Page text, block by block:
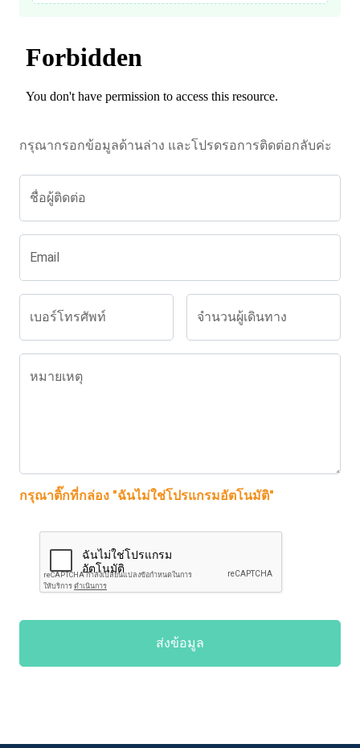
กรุณากรอกข้อมูลด้านล่าง และโปรดรอการติดต่อกลับค่ะ
ชื่อผู้ติดต่อ
Email
เบอร์โทรศัพท์ จำนวนผู้เดินทาง
หมายเหตุ
กรุณาติ๊กที่กล่อง "ฉันไม่ใช่โปรแกรมอัตโนมัติ"
ส่งข้อมูล